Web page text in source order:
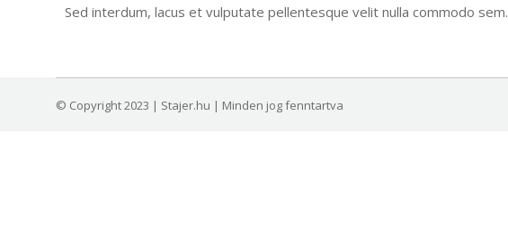
Sed interdum, lacus et vulputate pellentesque velit nulla commodo sem.
© Copyright 2023 | Stajer.hu | Minden jog fenntartva